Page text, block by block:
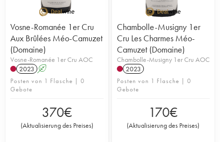
Vosne-Romanée 1er Cru
Aux Brûlées Méo-Camuzet
(Domaine)
Vosne-Romanée 1er Cru AOC
2023 A
Posten von 1 Flasche | 0
Gebote
370€
(Aktualisierung des Preises)
Chambolle-Musigny 1er
Cru Les Charmes Méo-
Camuzet (Domaine)
Chambolle-Musigny 1er Cru AOC
2023
Posten von 1 Flasche | 0
Gebote
170€
(Aktualisierung des Preises)